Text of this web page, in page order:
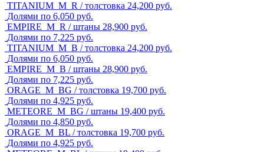
TITANIUM_M_R / толстовка 24,200 руб.
Долями по 6,050 руб.
EMPIRE_M_R / штаны 28,900 руб.
Долями по 7,225 руб.
TITANIUM_M_B / толстовка 24,200 руб.
Долями по 6,050 руб.
EMPIRE_M_B / штаны 28,900 руб.
Долями по 7,225 руб.
ORAGE_M_BG / толстовка 19,700 руб.
Долями по 4,925 руб.
METEORE_M_BG / штаны 19,400 руб.
Долями по 4,850 руб.
ORAGE_M_BL / толстовка 19,700 руб.
Долями по 4,925 руб.